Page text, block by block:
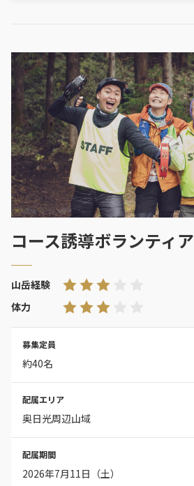
コース誘導ボランティア
山岳経験
体力
募集定員
約40名
配属エリア
奥日光周辺山域
配属期間
2026年7月11日（土）